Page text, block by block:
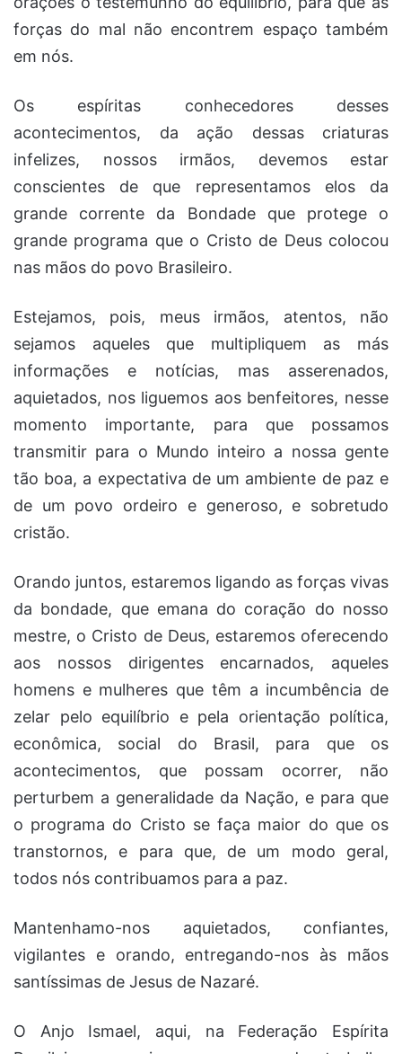
forças do mal não encontrem espaço também
em nós.
Os espíritas conhecedores desses
acontecimentos, da ação dessas criaturas
infelizes, nossos irmãos, devemos estar
conscientes de que representamos elos da
grande corrente da Bondade que protege o
grande programa que o Cristo de Deus colocou
nas mãos do povo Brasileiro.
Estejamos, pois, meus irmãos, atentos, não
sejamos aqueles que multipliquem as más
informações e notícias, mas asserenados,
aquietados, nos liguemos aos benfeitores, nesse
momento importante, para que possamos
transmitir para o Mundo inteiro a nossa gente
tão boa, a expectativa de um ambiente de paz e
de um povo ordeiro e generoso, e sobretudo
cristão.
Orando juntos, estaremos ligando as forças vivas
da bondade, que emana do coração do nosso
mestre, o Cristo de Deus, estaremos oferecendo
aos nossos dirigentes encarnados, aqueles
homens e mulheres que têm a incumbência de
zelar pelo equilíbrio e pela orientação política,
econômica, social do Brasil, para que os
acontecimentos, que possam ocorrer, não
perturbem a generalidade da Nação, e para que
o programa do Cristo se faça maior do que os
transtornos, e para que, de um modo geral,
todos nós contribuamos para a paz.
Mantenhamo-nos aquietados, confiantes,
vigilantes e orando, entregando-nos às mãos
santíssimas de Jesus de Nazaré.
O Anjo Ismael, aqui, na Federação Espírita